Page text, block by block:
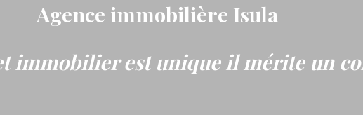
Agence immobilière Isula
immobilier est unique il mérite un